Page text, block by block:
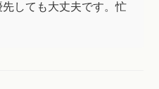
しても大丈夫です。忙